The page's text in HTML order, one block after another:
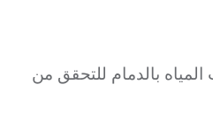
بالدمام للتحقق من